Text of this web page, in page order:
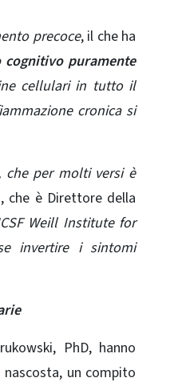
precoce, il che ha
cognitivo puramente
​​cellulari in tutto il
cronica si
che per molti versi è
che è Direttore della
Weill Institute for
invertire i sintomi
PhD, hanno
un compito